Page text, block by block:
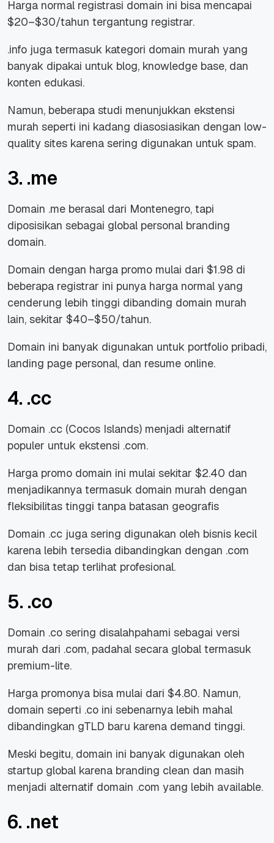
Harga normal registrasi domain ini bisa mencapai
$20–$30/tahun tergantung registrar.
.info juga termasuk kategori domain murah yang
banyak dipakai untuk blog, knowledge base, dan
konten edukasi.
Namun, beberapa studi menunjukkan ekstensi
murah seperti ini kadang diasosiasikan dengan low-
quality sites karena sering digunakan untuk spam.
3. .me
Domain .me berasal dari Montenegro, tapi
diposisikan sebagai global personal branding
domain.
Domain dengan harga promo mulai dari $1.98 di
beberapa registrar ini punya harga normal yang
cenderung lebih tinggi dibanding domain murah
lain, sekitar $40–$50/tahun.
Domain ini banyak digunakan untuk portfolio pribadi,
landing page personal, dan resume online.
4. .cc
Domain .cc (Cocos Islands) menjadi alternatif
populer untuk ekstensi .com.
Harga promo domain ini mulai sekitar $2.40 dan
menjadikannya termasuk domain murah dengan
fleksibilitas tinggi tanpa batasan geografis
Domain .cc juga sering digunakan oleh bisnis kecil
karena lebih tersedia dibandingkan dengan .com
dan bisa tetap terlihat profesional.
5. .co
Domain .co sering disalahpahami sebagai versi
murah dari .com, padahal secara global termasuk
premium-lite.
Harga promonya bisa mulai dari $4.80. Namun,
domain seperti .co ini sebenarnya lebih mahal
dibandingkan gTLD baru karena demand tinggi.
Meski begitu, domain ini banyak digunakan oleh
startup global karena branding clean dan masih
menjadi alternatif domain .com yang lebih available.
6. .net